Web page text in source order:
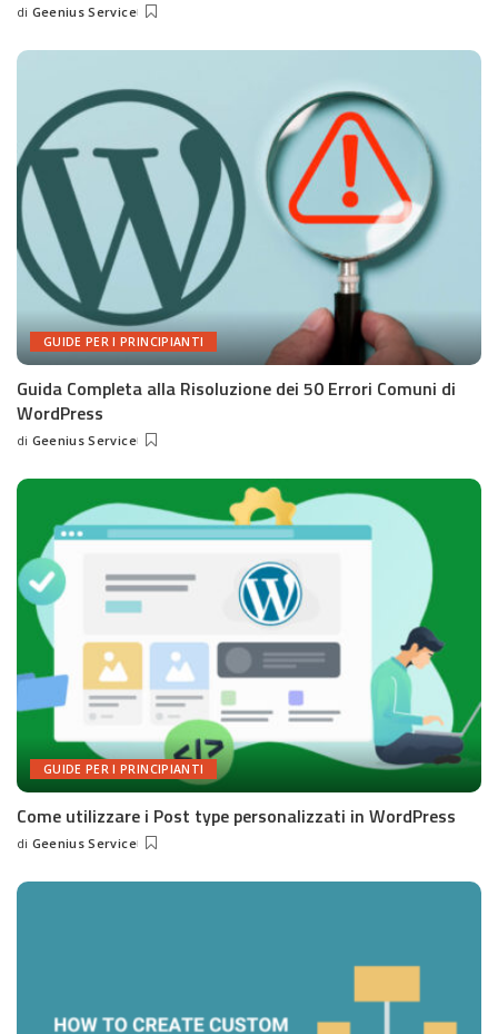
Posted
di Geenius Service
GUIDE PER I PRINCIPIANTI
Guida Completa alla Risoluzione dei 50 Errori Comuni di
WordPress
Posted
di Geenius Service
GUIDE PER I PRINCIPIANTI
Come utilizzare i Post type personalizzati in WordPress
Posted
di Geenius Service